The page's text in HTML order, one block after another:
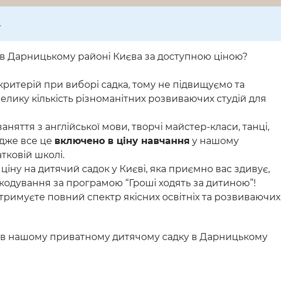
Дарницькому районі Києва за доступною ціною?
при виборі садка, тому не підвищуємо та
кількість різноманітних розвиваючих студій для
з англійської мови, творчі майстер-класи, танці,
все це включено в ціну навчання у нашому
школі.
на дитячий садок у Києві, яка приємно вас здивує,
за програмою “Гроші ходять за дитиною”!
повний спектр якісних освітніх та розвиваючих
в нашому приватному дитячому садку в Дарницькому